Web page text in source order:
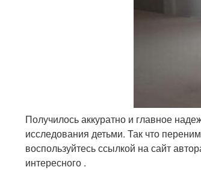
Получилось аккуратно и главное
исследования детьми. Так что
воспользуйтесь ссылкой на сайт
интересного .